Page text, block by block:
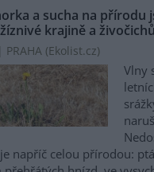
a sucha na přírodu
krajině a
(Ekolist.cz)
Vlny
napříč celou přírodou: